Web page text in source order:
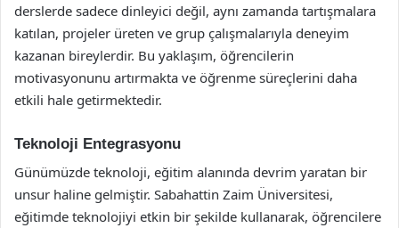
derslerde sadece dinleyici değil, aynı zamanda tartışmalara
katılan, projeler üreten ve grup çalışmalarıyla deneyim
kazanan bireylerdir. Bu yaklaşım, öğrencilerin
motivasyonunu artırmakta ve öğrenme süreçlerini daha
etkili hale getirmektedir.
Teknoloji Entegrasyonu
Günümüzde teknoloji, eğitim alanında devrim yaratan bir
unsur haline gelmiştir. Sabahattin Zaim Üniversitesi,
eğitimde teknolojiyi etkin bir şekilde kullanarak, öğrencilere